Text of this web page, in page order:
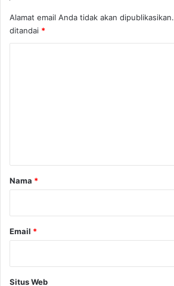
M
u
n
s
M
a
Alamat email Anda tidak akan dipublikasikan.
ditandai *
rNama *
Email *
Situs Web